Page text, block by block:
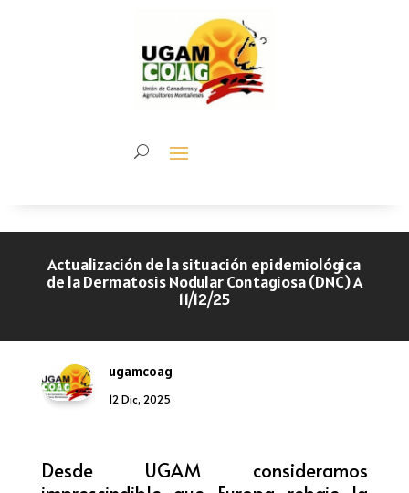
Actualización de la situación epidemiológica
de la Dermatosis Nodular Contagiosa (DNC) A
11/12/25
ugamcoag
12 Dic, 2025
Desde UGAM consideramos